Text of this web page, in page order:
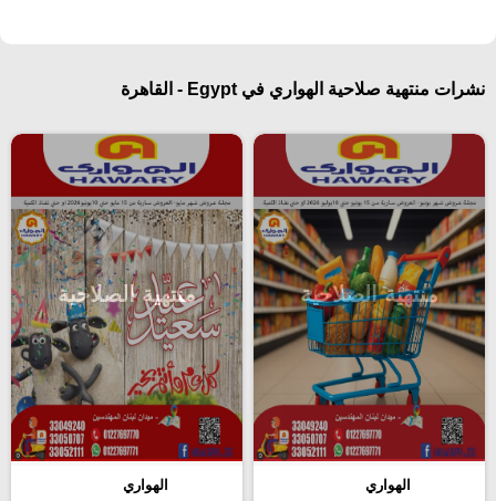
نشرات منتهية صلاحية الهواري في Egypt - القاهرة
منتهية الصلاحية
الهواري
منتهية الصلاحية
الهواري